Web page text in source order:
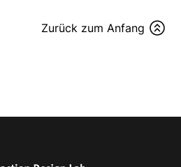
Zurück zum Anfang